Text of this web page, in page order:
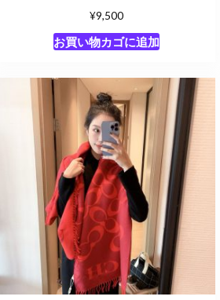
¥9,500
お買い物カゴに追加